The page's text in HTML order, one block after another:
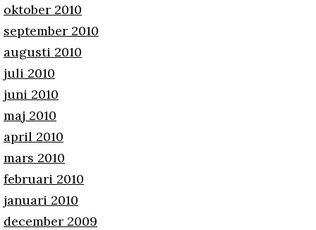
oktober 2010
september 2010
augusti 2010
juli 2010
juni 2010
maj 2010
april 2010
mars 2010
februari 2010
januari 2010
december 2009